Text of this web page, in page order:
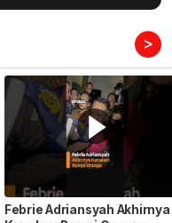
>
Febrie Adriansyah Akhirnya